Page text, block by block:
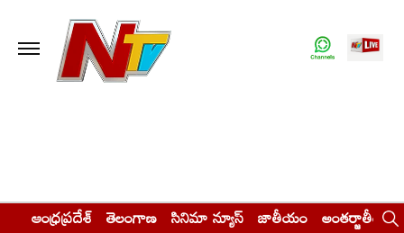
ఆంధ్రప్రదేశ్ తెలంగాణ సినిమా న్యూస్ జాతీయం అంతర్జాతీయం